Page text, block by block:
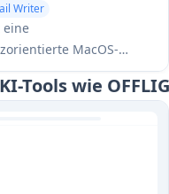
Writer
eine
MacOS-
App, die
KI-
mit E-Mail-
Tools wie